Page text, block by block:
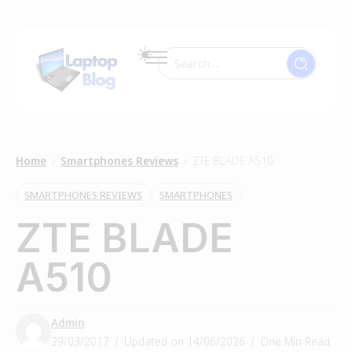
Home Smartphones Reviews ZTE BLADE A510
SMARTPHONES REVIEWS SMARTPHONES
ZTE BLADE
A510
Admin
29/03/2017
Updated on 14/06/2026 One Min Read